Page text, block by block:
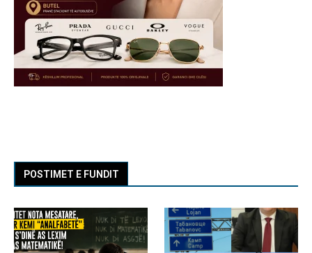
POSTIMET E FUNDIT